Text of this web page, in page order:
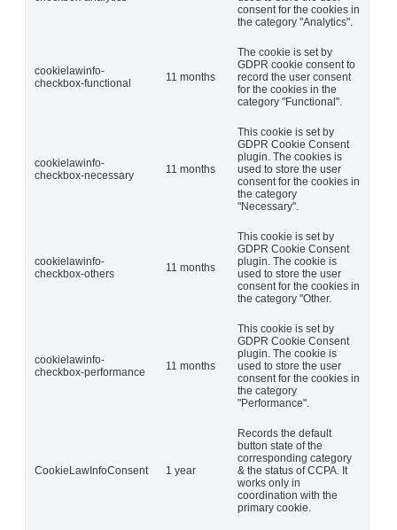
consent for the cookies in
the category "Analytics".
cookielawinfo-
checkbox-functional
11 months
The cookie is set by
GDPR cookie consent to
record the user consent
for the cookies in the
category "Functional".
cookielawinfo-
checkbox-necessary
11 months
This cookie is set by
GDPR Cookie Consent
plugin. The cookies is
used to store the user
consent for the cookies in
the category
"Necessary".
cookielawinfo-
checkbox-others
11 months
This cookie is set by
GDPR Cookie Consent
plugin. The cookie is
used to store the user
consent for the cookies in
the category "Other.
cookielawinfo-
checkbox-performance
11 months
This cookie is set by
GDPR Cookie Consent
plugin. The cookie is
used to store the user
consent for the cookies in
the category
"Performance".
CookieLawInfoConsent 1 year
Records the default
button state of the
corresponding category
& the status of CCPA. It
works only in
coordination with the
primary cookie.